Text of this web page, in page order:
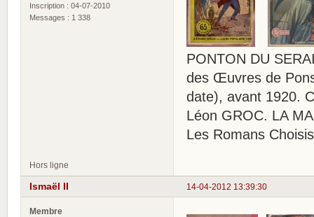
Inscription : 04-07-2010
Messages : 1 338
PONTON DU
des Œuvres de
date), avant 1920.
Léon GROC. LA
Les Romans
Hors ligne
14-04-2012 13:39:30
Ismaël II
Membre